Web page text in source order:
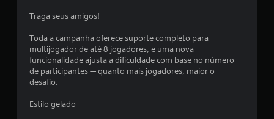
a
Traga seus amigos!
Toda a campanha oferece suporte completo para
multijogador de até 8 jogadores, e uma nova
funcionalidade ajusta a dificuldade com base no número
de participantes — quanto mais jogadores, maior o
desafio.
Estilo gelado